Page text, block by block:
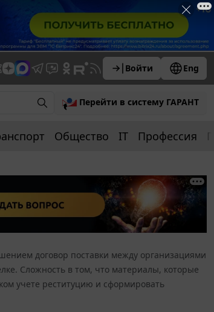
Войти Eng
Перейти в систему ГАРАНТ
Общество IT Профессия
договор поставки между организациями
Сложность в том, что материалы, которые
учете реституцию и сформировать